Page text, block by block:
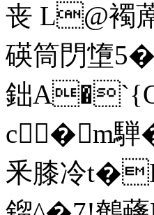
丧 L@襡
碤筒閁墯
鈯
c�m騨
釆膝冷